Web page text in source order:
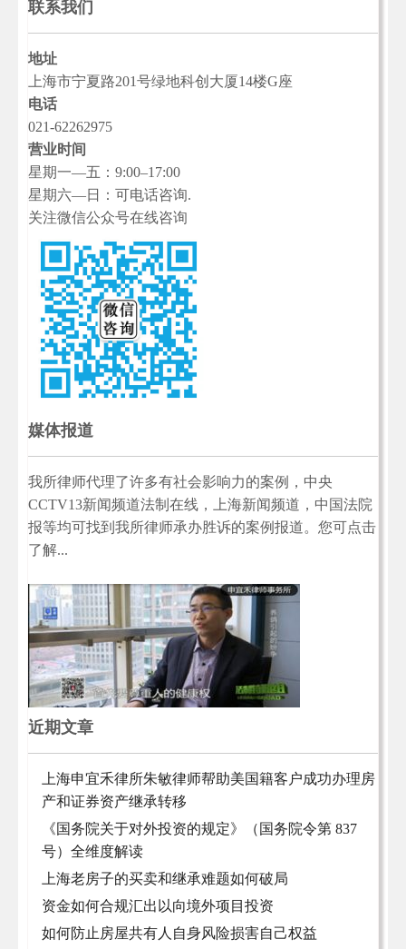
联系我们
地址
上海市宁夏路201号绿地科创大厦14楼G座
电话
021-62262975
营业时间
星期一—五：9:00–17:00
星期六—日：可电话咨询.
关注微信公众号在线咨询
媒体报道
我所律师代理了许多有社会影响力的案例，中央
CCTV13新闻频道法制在线，上海新闻频道，中国法院
报等均可找到我所律师承办胜诉的案例报道。您可点击
了解...
近期文章
上海申宜禾律所朱敏律师帮助美国籍客户成功办理房
产和证券资产继承转移
《国务院关于对外投资的规定》（国务院令第 837
号）全维度解读
上海老房子的买卖和继承难题如何破局
资金如何合规汇出以向境外项目投资
如何防止房屋共有人自身风险损害自己权益